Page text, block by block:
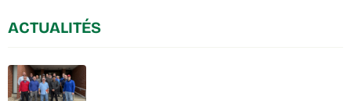
ACTUALITÉS